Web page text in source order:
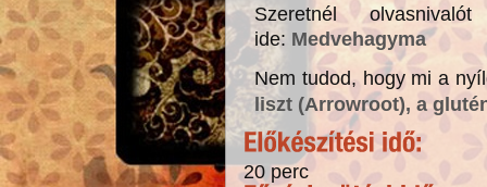
Szeretnél
ide: Medvehagyma
Nem tudod, hogy mi a
liszt (Arrowroot), a
20 perc